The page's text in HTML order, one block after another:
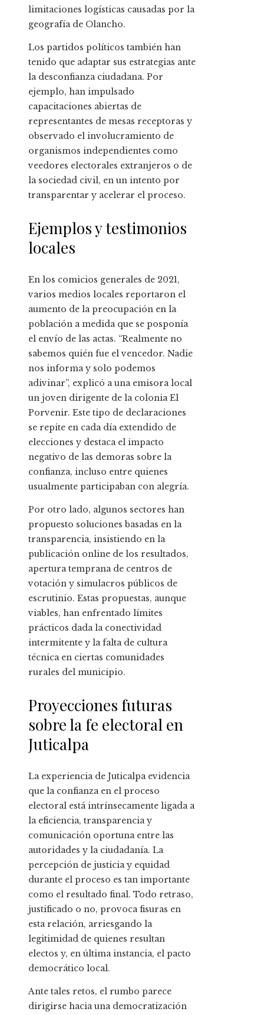
limitaciones logísticas causadas por la
geografía de Olancho.
Los partidos políticos también han
tenido que adaptar sus estrategias ante
la desconfianza ciudadana. Por
ejemplo, han impulsado
capacitaciones abiertas de
representantes de mesas receptoras y
observado el involucramiento de
organismos independientes como
veedores electorales extranjeros o de
la sociedad civil, en un intento por
transparentar y acelerar el proceso.
Ejemplos y testimonios
locales
En los comicios generales de 2021,
varios medios locales reportaron el
aumento de la preocupación en la
población a medida que se posponía
el envío de las actas. “Realmente no
sabemos quién fue el vencedor. Nadie
nos informa y solo podemos
adivinar”, explicó a una emisora local
un joven dirigente de la colonia El
Porvenir. Este tipo de declaraciones
se repite en cada día extendido de
elecciones y destaca el impacto
negativo de las demoras sobre la
confianza, incluso entre quienes
usualmente participaban con alegría.
Por otro lado, algunos sectores han
propuesto soluciones basadas en la
transparencia, insistiendo en la
publicación online de los resultados,
apertura temprana de centros de
votación y simulacros públicos de
escrutinio. Estas propuestas, aunque
viables, han enfrentado límites
prácticos dada la conectividad
intermitente y la falta de cultura
técnica en ciertas comunidades
rurales del municipio.
Proyecciones futuras
sobre la fe electoral en
Juticalpa
La experiencia de Juticalpa evidencia
que la confianza en el proceso
electoral está intrínsecamente ligada a
la eficiencia, transparencia y
comunicación oportuna entre las
autoridades y la ciudadanía. La
percepción de justicia y equidad
durante el proceso es tan importante
como el resultado final. Todo retraso,
justificado o no, provoca fisuras en
esta relación, arriesgando la
legitimidad de quienes resultan
electos y, en última instancia, el pacto
democrático local.
Ante tales retos, el rumbo parece
dirigirse hacia una democratización